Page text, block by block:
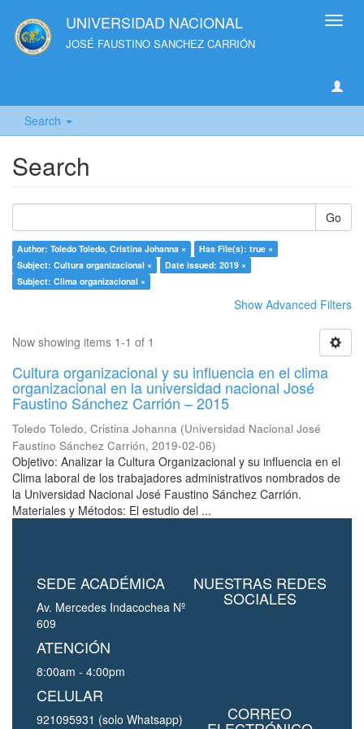
UNIVERSIDAD NACIONAL
JOSÉ FAUSTINO SANCHEZ CARRIÓN
Search
Search
Go
Author: Toledo Toledo, Cristina Johanna ×
Has File(s): true ×
Subject: Cultura organizacional ×
Date issued: 2019 ×
Subject: Clima organizacional ×
Show Advanced Filters
Now showing items 1-1 of 1
Cultura organizacional y su influencia en el clima
organizacional en la universidad nacional José
Faustino Sánchez Carrión – 2015
Toledo Toledo, Cristina Johanna (Universidad Nacional José
Faustino Sánchez Carrión, 2019-02-06)
Objetivo: Analizar la Cultura Organizacional y su influencia en el
Clima laboral de los trabajadores administrativos nombrados de
la Universidad Nacional José Faustino Sánchez Carrión.
Materiales y Métodos: El estudio del ...
SEDE ACADÉMICA
Av. Mercedes Indacochea Nº
609
ATENCIÓN
8:00am - 4:00pm
CELULAR
921095931 (solo Whatsapp)
NUESTRAS REDES
SOCIALES
CORREO